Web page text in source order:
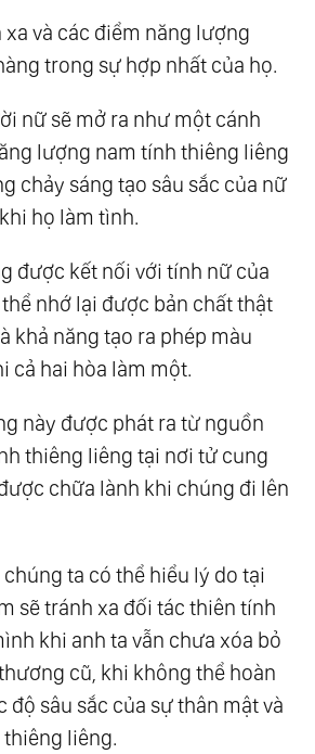
xa và các điểm năng lượng
trong sự hợp nhất của họ.
nữ sẽ mở ra như một cánh
lượng nam tính thiêng liêng
chảy sáng tạo sâu sắc của nữ
họ làm tình.
được kết nối với tính nữ của
nhớ lại được bản chất thật
khả năng tạo ra phép màu
cả hai hòa làm một.
này được phát ra từ nguồn
thiêng liêng tại nơi tử cung
chữa lành khi chúng đi lên
ta có thể hiểu lý do tại
sẽ tránh xa đối tác thiên tính
khi anh ta vẫn chưa xóa bỏ
cũ, khi không thể hoàn
sâu sắc của sự thân mật và
liêng.